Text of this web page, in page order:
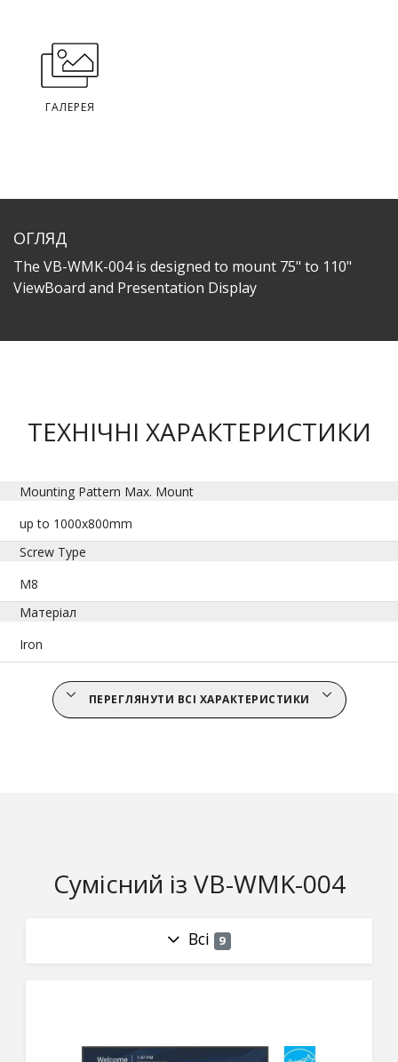
ГАЛЕРЕЯ
ОГЛЯД
The VB-WMK-004 is designed to mount 75" to 110"
ViewBoard and Presentation Display
ТЕХНІЧНІ ХАРАКТЕРИСТИКИ
Mounting Pattern Max. Mount
up to 1000x800mm
Screw Type
M8
Матеріал
Iron
ПЕРЕГЛЯНУТИ ВСІ ХАРАКТЕРИСТИКИ
Сумісний із VB-WMK-004
Всі 9